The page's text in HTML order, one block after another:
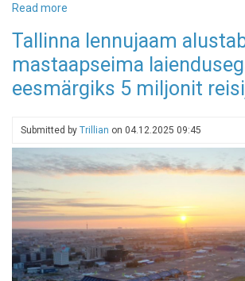
Read more
lennujaam
püstitas
mais
reisijate
aegade
rekordi
Tallinna lennujaam
mastaapseima
eesmärgiks 5 miljonit
Submitted by Trillian on 04.12.2025 09:45